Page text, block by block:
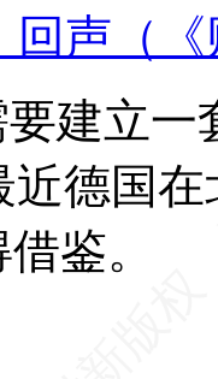
回声（
要建立
近德国
鉴。